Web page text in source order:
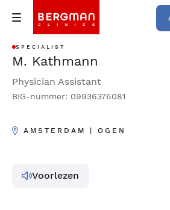
SPECIALIST
M. Kathmann
Physician Assistant
BIG-nummer: 09936376081
AMSTERDAM | OGEN
Voorlezen